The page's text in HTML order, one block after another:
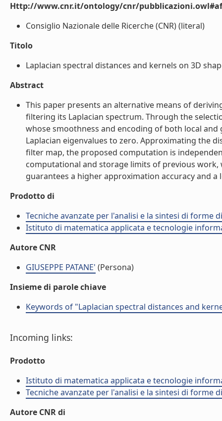
Http://www.cnr.it/ontology/cnr/
Consiglio Nazionale delle Ricerche (CNR) (literal)
Titolo
Laplacian spectral distances and kernels on 3D
Abstract
This paper presents an alternative means of
filtering its Laplacian spectrum. Through the
whose smoothness and encoding of both local
Laplacian eigenvalues to zero. Approximating the
filter map, the proposed computation is
computational and storage limits of previous
guarantees a higher approximation accuracy and
Prodotto di
Tecniche avanzate per l'analisi e la sintesi di forme
Istituto di matematica applicata e tecnologie
Autore CNR
GIUSEPPE PATANE' (Persona)
Insieme di parole chiave
Keywords of "Laplacian spectral distances and
Incoming links:
Prodotto
Istituto di matematica applicata e tecnologie
Tecniche avanzate per l'analisi e la sintesi di forme
Autore CNR di